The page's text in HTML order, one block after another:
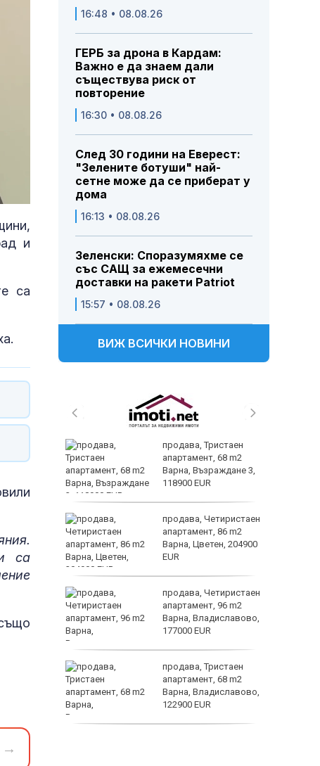
и
са
са
→
16:48 • 08.08.26
ГЕРБ за дрона в Кардам:
Важно е да знаем дали
съществува риск от
повторение
16:30 • 08.08.26
След 30 години на Еверест:
"Зелените ботуши" най-
сетне може да се приберат у
дома
16:13 • 08.08.26
Зеленски: Споразумяхме се
със САЩ за ежемесечни
доставки на ракети Patriot
15:57 • 08.08.26
ВИЖ ВСИЧКИ НОВИНИ
продава, Тристаен
апартамент, 68 m2
Варна, Възраждане 3,
118900 EUR
продава, Четиристаен
апартамент, 86 m2
Варна, Цветен, 204900
EUR
продава, Четиристаен
апартамент, 96 m2
Варна, Владиславово,
177000 EUR
продава, Тристаен
апартамент, 68 m2
Варна, Владиславово,
122900 EUR